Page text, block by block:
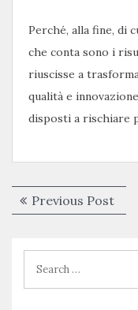
Perché, alla fine, di
che conta sono i
riuscisse a
qualità e
disposti a rischiare
Navigazione
articoli
Previous Post
post: